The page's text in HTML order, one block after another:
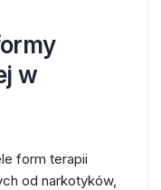
w
form terapii
od narkotyków,